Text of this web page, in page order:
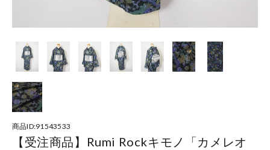
商品ID:91543533
【受注商品】Rumi Rockキモノ「カメレオ